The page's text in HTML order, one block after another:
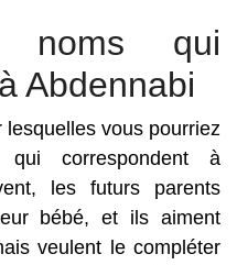
noms qui
Abdennabi
vous pourriez
correspondent à
les futurs parents
bébé, et ils aiment
veulent le compléter